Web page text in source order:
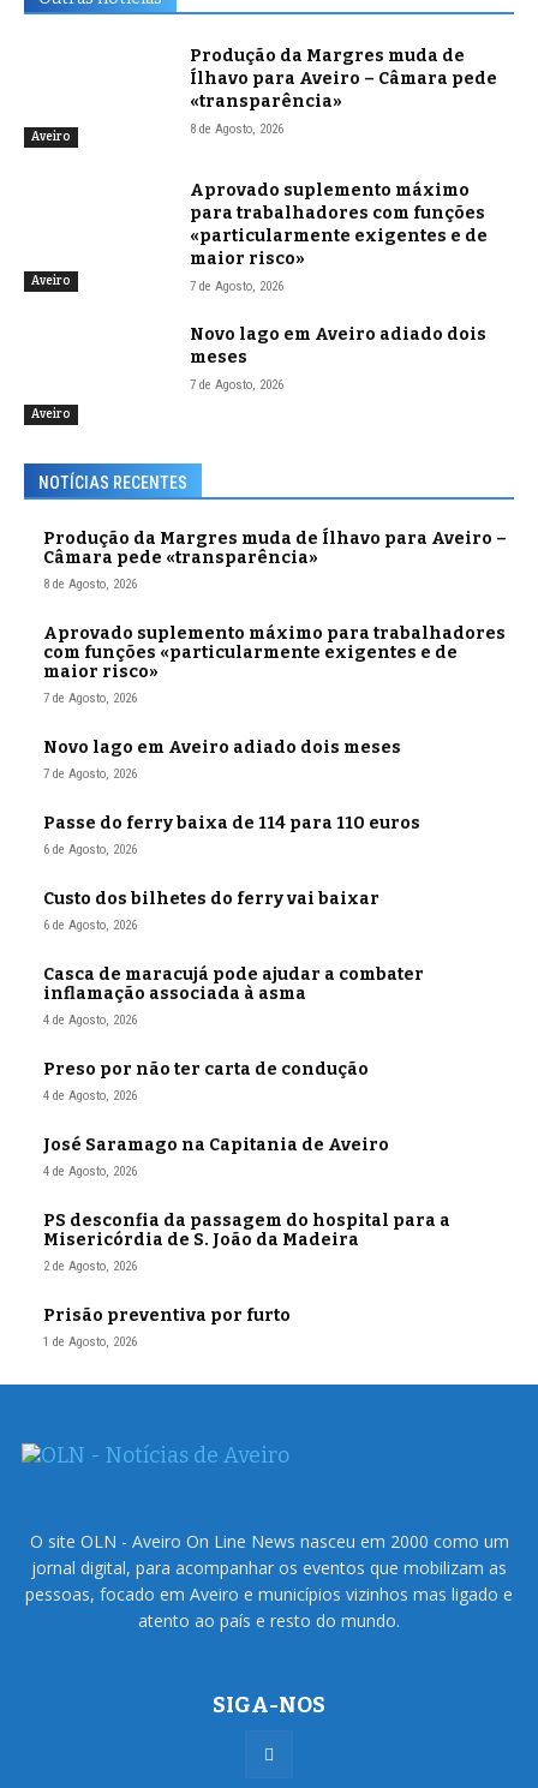
Aveiro
Produção da Margres muda de
Ílhavo para Aveiro – Câmara pede
«transparência»
8 de Agosto, 2026
Aveiro
Aprovado suplemento máximo
para trabalhadores com funções
«particularmente exigentes e de
maior risco»
7 de Agosto, 2026
Aveiro
Novo lago em Aveiro adiado dois
meses
7 de Agosto, 2026
NOTÍCIAS RECENTES
Produção da Margres muda de Ílhavo para Aveiro –
Câmara pede «transparência»
8 de Agosto, 2026
Aprovado suplemento máximo para trabalhadores
com funções «particularmente exigentes e de
maior risco»
7 de Agosto, 2026
Novo lago em Aveiro adiado dois meses
7 de Agosto, 2026
Passe do ferry baixa de 114 para 110 euros
6 de Agosto, 2026
Custo dos bilhetes do ferry vai baixar
6 de Agosto, 2026
Casca de maracujá pode ajudar a combater
inflamação associada à asma
4 de Agosto, 2026
Preso por não ter carta de condução
4 de Agosto, 2026
José Saramago na Capitania de Aveiro
4 de Agosto, 2026
PS desconfia da passagem do hospital para a
Misericórdia de S. João da Madeira
2 de Agosto, 2026
Prisão preventiva por furto
1 de Agosto, 2026
O site OLN - Aveiro On Line News nasceu em 2000 como um
jornal digital, para acompanhar os eventos que mobilizam as
pessoas, focado em Aveiro e municípios vizinhos mas ligado e
atento ao país e resto do mundo.
SIGA-NOS